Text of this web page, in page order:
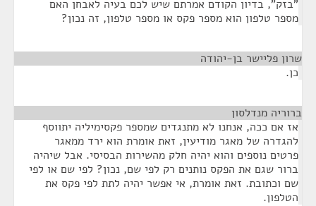
"בזק", בדיון הקודם אמרתם שיש לכם בעיה לאבחן האם
מספר טלפון הוא מספר פקס או מספר טלפון, זה נכון?
שרון פליישר בן-יהודה
כן.
ברוריה מנדלסון
אז אם ככה, אנחנו לא מתנגדים שמספר פקסימיליה יתווסף
להגדרה של מאגר מודיעין, זאת אומרת הוא ירד ממאגר
פרטים נוספים והוא יהיה חלק מהשירות הבסיסי. אבל שיהיה
ברור שגם את הפקס נותנים רק לפי שם, נכון? לפי שם או לפי
שם וכתובת. זאת אומרת, אי אפשר יהיה לתת לפי פקס את
הטלפון.